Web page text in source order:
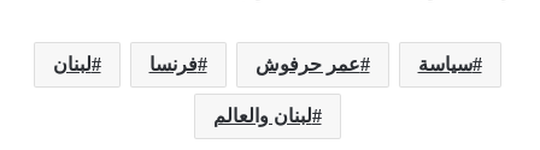
سياسة عمر حرفوش فرنسا لبنان
لبنان والعالم